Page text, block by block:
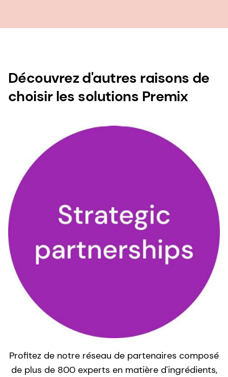
Découvrez d'autres raisons de
choisir les solutions Premix
Profitez de notre réseau de partenaires composé
de plus de 800 experts en matière d'ingrédients,